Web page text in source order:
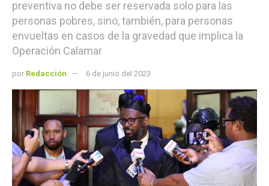
preventiva no debe ser reservada solo para las
personas pobres, sino, también, para personas
envueltas en casos de la gravedad que implica la
Operación Calamar
por Redacción 6 de junio del 2023